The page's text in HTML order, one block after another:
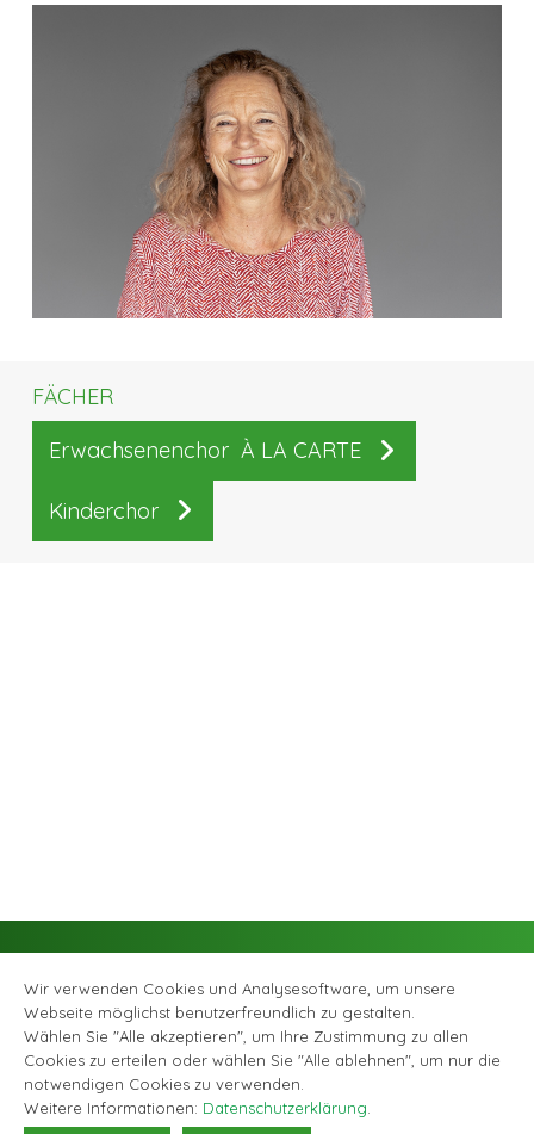
FÄCHER
Erwachsenenchor À LA CARTE
Kinderchor
FacebookInstagram
© Musikschule Zollikofen Bremgarten, alle Rechte vorbehalten |
Datenschutzerklärung|Webagentur GABRIEL DESIGN
Wir verwenden Cookies und Analysesoftware, um unsere
Webseite möglichst benutzerfreundlich zu gestalten.
Wählen Sie "Alle akzeptieren", um Ihre Zustimmung zu allen
Cookies zu erteilen oder wählen Sie "Alle ablehnen", um nur die
notwendigen Cookies zu verwenden.
Weitere Informationen: Datenschutzerklärung